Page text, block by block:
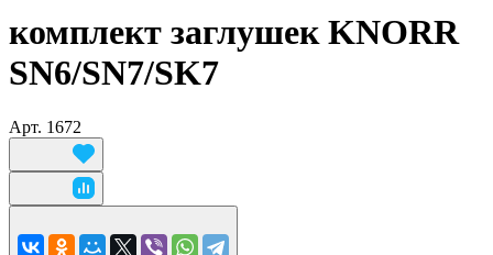
комплект заглушек KNORR
SN6/SN7/SK7
Арт. 1672